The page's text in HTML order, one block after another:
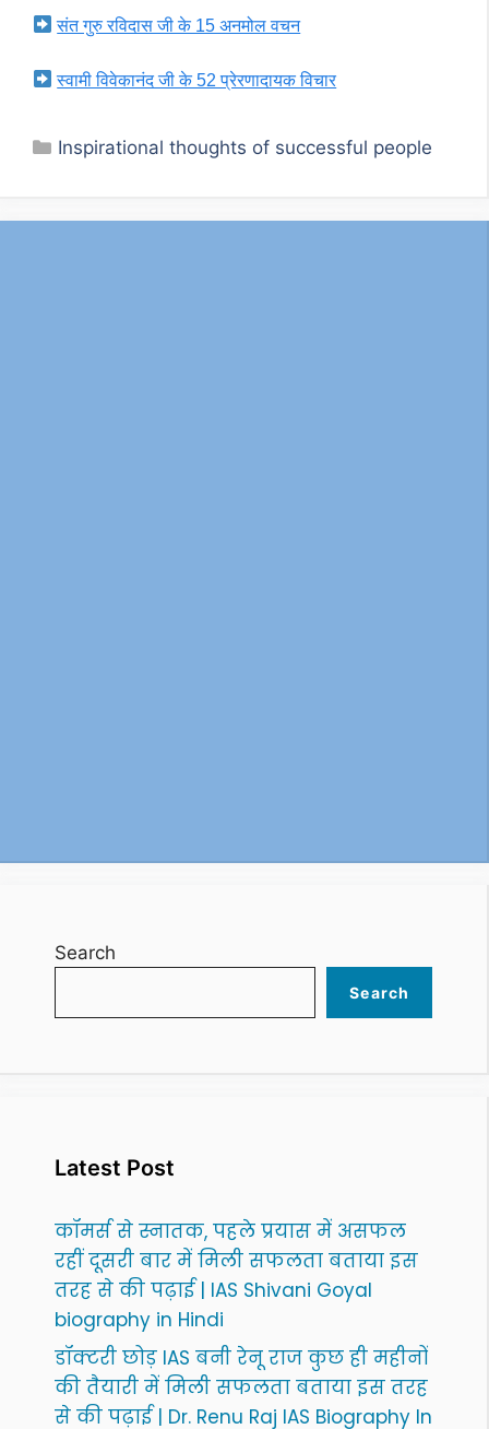
संत गुरु रविदास जी के 15 अनमोल वचन
स्वामी विवेकानंद जी के 52 प्रेरणादायक विचार
Categories
Inspirational thoughts of successful people
Search
Search
Latest Post
कॉमर्स से स्नातक, पहले प्रयास में असफल
रहीं दूसरी बार में मिली सफलता बताया इस
तरह से की पढ़ाई | IAS Shivani Goyal
biography in Hindi
डॉक्टरी छोड़ IAS बनी रेनू राज कुछ ही महीनों
की तैयारी में मिली सफलता बताया इस तरह
से की पढ़ाई | Dr. Renu Raj IAS Biography In